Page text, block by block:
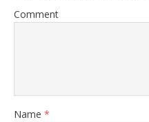
Comment
Name *